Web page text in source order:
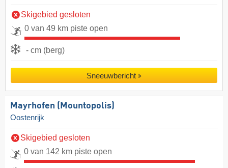
Skigebied gesloten
0 van 49 km piste open
- cm (berg)
Sneeuwbericht
Mayrhofen (Mountopolis)
Oostenrijk
Skigebied gesloten
0 van 142 km piste open